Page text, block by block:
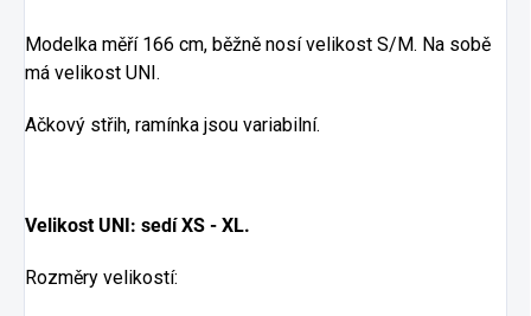
Modelka měří 166 cm, běžně nosí velikost S/M. Na sobě
má velikost UNI.
Ačkový střih, ramínka jsou variabilní.
Velikost UNI: sedí XS - XL.
Rozměry velikostí: